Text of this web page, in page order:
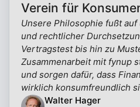
Verein für
Unsere Philosophie fußt
und rechtlicher
Vertragstest bis hin zu
Zusammenarbeit mit fynup
und sorgen dafür, dass
wirklich konsumfreundlich
Walter Hager